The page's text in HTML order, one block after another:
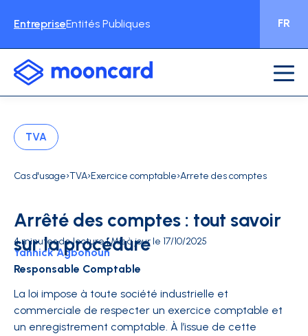
EntrepriseEntités Publiques FR
TVA
Cas d'usage›TVA›Exercice comptable›Arrete des comptes
Arrêté des comptes : tout savoir
sur la procédure
4 minutes de lecture | Mis à jour le 17/10/2025
Yannick Agbohoun
Responsable Comptable
La loi impose à toute société industrielle et
commerciale de respecter un exercice comptable et
un enregistrement comptable. À l’issue de cette